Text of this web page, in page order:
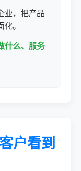
业，把产品
。
什么、服务
户看到